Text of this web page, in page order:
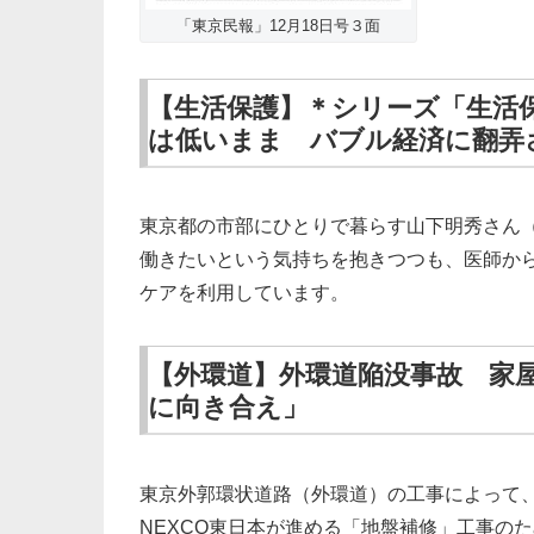
「東京民報」12月18日号３面
【生活保護】＊シリーズ「生
は低いまま バブル経済に翻弄
東京都の市部にひとりで暮らす山下明秀さん
働きたいという気持ちを抱きつつも、医師か
ケアを利用しています。
【外環道】外環道陥没事故
に向き合え」
東京外郭環状道路（外環道）の工事によって
NEXCO東日本が進める「地盤補修」工事の